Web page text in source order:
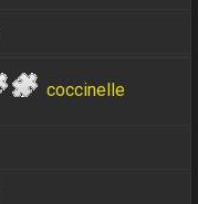
coccinelle